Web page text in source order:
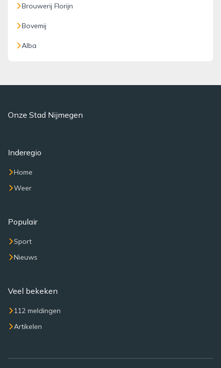
Brouwerij Florijn
Bovemij
Alba
Onze Stad Nijmegen
Inderegio
Home
Weer
Populair
Sport
Nieuws
Veel bekeken
112 meldingen
Artikelen